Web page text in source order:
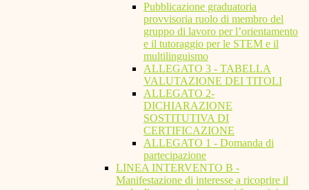
Pubblicazione graduatoria
provvisoria ruolo di membro del
gruppo di lavoro per l’orientamento
e il tutoraggio per le STEM e il
multilinguismo
ALLEGATO 3 - TABELLA
VALUTAZIONE DEI TITOLI
ALLEGATO 2-
DICHIARAZIONE
SOSTITUTIVA DI
CERTIFICAZIONE
ALLEGATO 1 - Domanda di
partecipazione
LINEA INTERVENTO B -
Manifestazione di interesse a ricoprire il